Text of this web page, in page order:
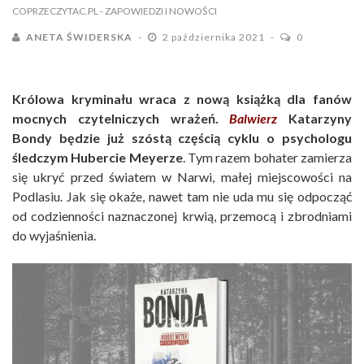
COPRZECZYTAC.PL - ZAPOWIEDZI I NOWOŚCI
ANETA ŚWIDERSKA 2 października 2021 0
Królowa kryminału wraca z nową książką dla fanów
mocnych czytelniczych wrażeń.Balwierz Katarzyny
Bondy będzie już szóstą częścią cyklu o psychologu
śledczym Hubercie Meyerze. Tym razem bohater zamierza
się ukryć przed światem w Narwi, małej miejscowości na
Podlasiu. Jak się okaże, nawet tam nie uda mu się odpocząć
od codzienności naznaczonej krwią, przemocą i zbrodniami
do wyjaśnienia.